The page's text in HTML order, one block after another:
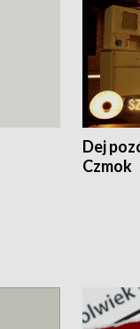
Dej
Czmok